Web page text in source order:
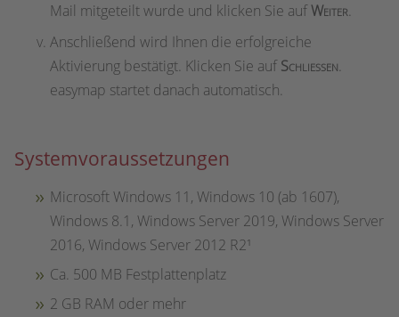
Mail mitgeteilt wurde und klicken Sie aufWeiter.
Anschließend wird Ihnen die erfolgreiche
Aktivierung bestätigt. Klicken Sie aufSchließen.
easymap startet danach automatisch.
Systemvoraussetzungen
Microsoft Windows 11, Windows 10 (ab 1607),
Windows 8.1, Windows Server 2019, Windows Server
2016, Windows Server 2012 R2¹
Ca. 500 MB Festplattenplatz
2 GB RAM oder mehr